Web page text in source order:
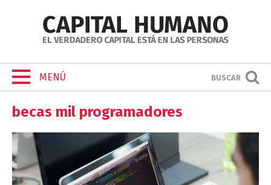
MENÚ BUSCAR
becas mil programadores